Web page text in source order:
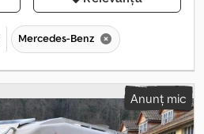
Mercedes-Benz
Anunț mic